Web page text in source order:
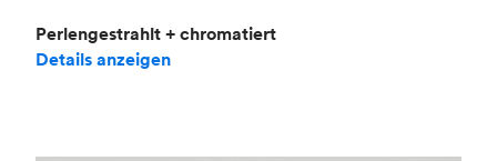
Perlengestrahlt + chromatiert
Details anzeigen